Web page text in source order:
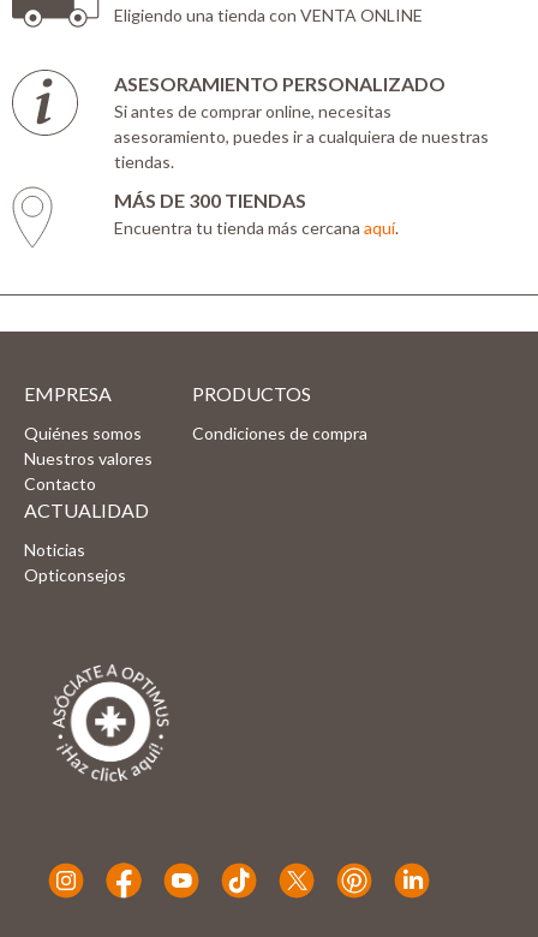
Eligiendo una tienda con VENTA ONLINE
ASESORAMIENTO PERSONALIZADO
Si antes de comprar online, necesitas
asesoramiento, puedes ir a cualquiera de nuestras
tiendas.
MÁS DE 300 TIENDAS
Encuentra tu tienda más cercana aquí.
EMPRESA
Quiénes somos
Nuestros valores
Contacto
PRODUCTOS
Condiciones de compra
ACTUALIDAD
Noticias
Opticonsejos